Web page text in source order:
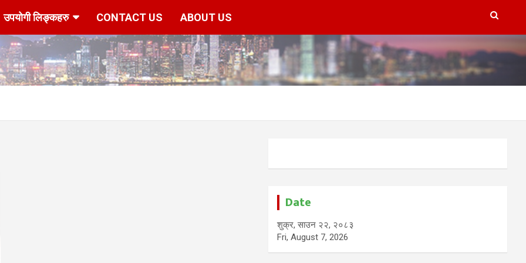
उपयोगी लिङ्कहरु CONTACT US ABOUT US
Date
शुक्र, साउन २२, २०८३
Fri, August 7, 2026